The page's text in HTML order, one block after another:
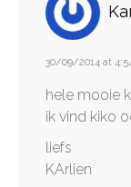
30/09/2014 at
hele mooie
ik vind kiko
liefs
KArlien